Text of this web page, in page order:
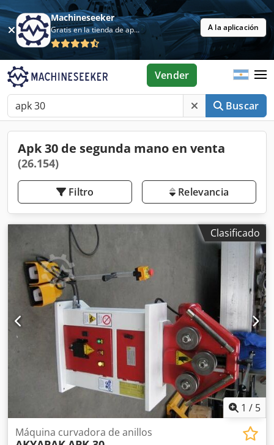
Machineseeker
Gratis en la tienda de aplicaciones A la aplicación
Buscar
Vender
Apk 30 de segunda mano en venta
(26.154)
Filtro Relevancia
Clasificado
1 / 5
Máquina curvadora de anillos